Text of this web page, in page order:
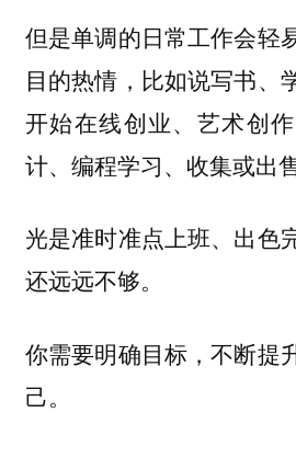
但是单调的日常工作会轻
目的热情，比如说写书、
开始在线创业、艺术创
计、编程学习、收集或出
光是准时准点上班、出色
还远远不够。
你需要明确目标，不断提
己。